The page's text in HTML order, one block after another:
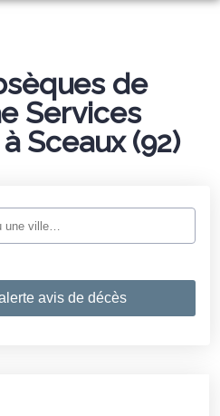
de
Services
Sceaux (92)
avis de décès